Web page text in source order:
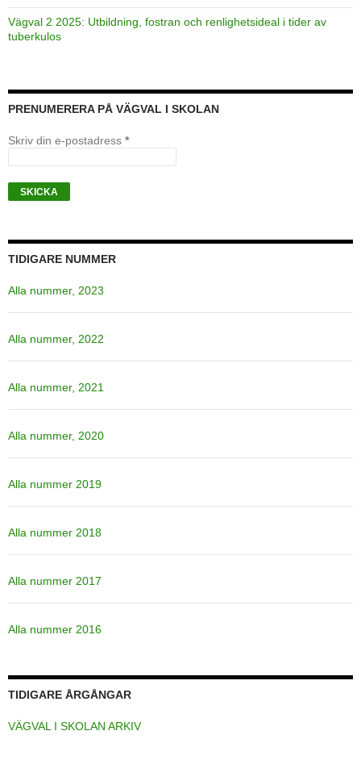
Vägval 2 2025: Utbildning, fostran och renlighetsideal i tider av
tuberkulos
PRENUMERERA PÅ VÄGVAL I SKOLAN
Skriv din e-postadress *
TIDIGARE NUMMER
Alla nummer, 2023
Alla nummer, 2022
Alla nummer, 2021
Alla nummer, 2020
Alla nummer 2019
Alla nummer 2018
Alla nummer 2017
Alla nummer 2016
TIDIGARE ÅRGÅNGAR
VÄGVAL I SKOLAN ARKIV